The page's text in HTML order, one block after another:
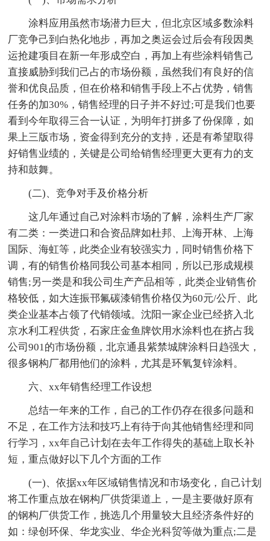
涂料应用虽然市场潜力巨大，但北京区域多数涂料
厂竞争己到白热化地步，再加之奥运会过后会有段因奥
运抢建项目在新一年形成空白，再加上有些涂料销售己
直接威胁到我们己占的市场份额，虽然我们有良好的信
誉和优良品质，但在价格和销售手段上不占优势，销售
任务的加30%，销售经理的日子并不好过;可是我们也要
看到今年取得三合一认证，为明年打拼多了份保障，如
果上三版市场，资金得到充分的支持，还是有希望取得
好销售业绩的，关键是公司给销售经理更大更有力的支
持和鼓舞。
(二)、竞争对手及价格分析
这几年通过自己对涂料市场的了解，涂料生产厂家
有二类：一类进口和合资品牌如杜邦、上海开林、上海
国际、海虹等，此类企业有较强实力，同时销售价格下
调，有的销售价格同我公司基本相同，所以已形成规模
销售;另一类是和我公司生产产品相等，此类企业销售价
格较低，如大连振邗氟碳漆销售价格仅为60元/公斤、此
类企业基本占领了代销领域。沈阳一家企业已经挤入北
京水利工程供货，石家庄金鱼牌饮用水涂料也在挤占我
公司901的市场份额，北京通县紫禁城牌涂料日趋强大，
很多钢构厂都用他们的涂料，尤其是环氧复锌涂料。
六、xx年销售经理工作设想
总结一年来的工作，自己的工作仍存在很多问题和
不足，在工作方法和技巧上有待于向其他销售经理和同
行学习，xx年自己计划在去年工作得失的基础上取长补
短，重点做好以下几个方面的工作
(一)、依据xx年区域销售情况和市场变化，自己计划
将工作重点放在钢构厂供货渠道上，一是主要做好原有
的钢构厂供货工作，挑选几个用量较大且经济条件好的
如：绿创环保、华龙实业、华企光科贸等做为重点;二是